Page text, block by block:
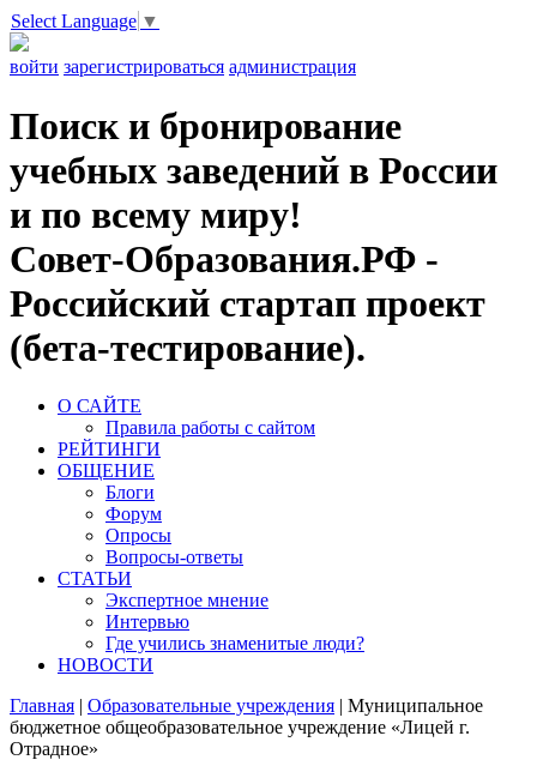
Select Language ▼
войти зарегистрироваться администрация
Поиск и бронирование
учебных заведений в России
и по всему миру!
Совет-Образования.РФ -
Российский стартап проект
(бета-тестирование).
О САЙТЕ
Правила работы с сайтом
РЕЙТИНГИ
ОБЩЕНИЕ
Блоги
Форум
Опросы
Вопросы-ответы
СТАТЬИ
Экспертное мнение
Интервью
Где учились знаменитые люди?
НОВОСТИ
Главная | Образовательные учреждения | Муниципальное
бюджетное общеобразовательное учреждение «Лицей г.
Отрадное»